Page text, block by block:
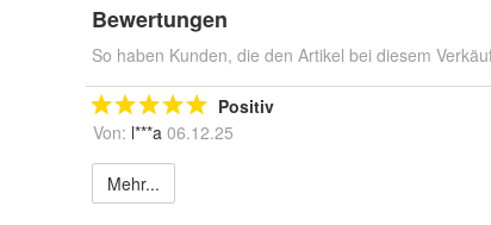
Bewertungen
So haben Kunden, die den Artikel bei diesem
Positiv
Von: l***a 06.12.25
Mehr...